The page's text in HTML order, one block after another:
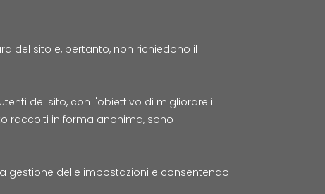
del sito e, pertanto, non richiedono il
del sito, con l'obiettivo di migliorare il
raccolti in forma anonima, sono
gestione delle impostazioni e consentendo
S.c.p.A.